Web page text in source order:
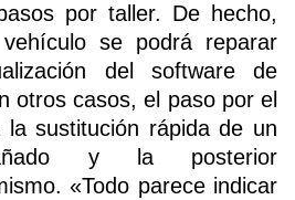
por taller. De hecho,
se podrá reparar
del software de
otros casos, el paso por el
sustitución rápida de un
y la posterior
«Todo parece indicar